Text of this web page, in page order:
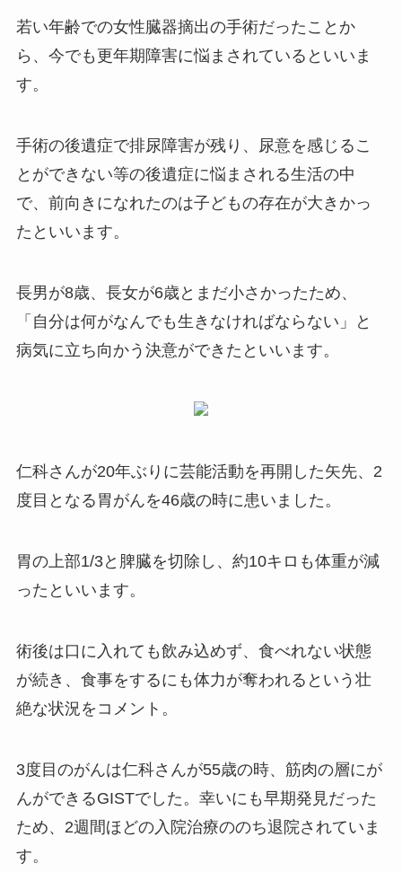
若い年齢での女性臓器摘出の手術だったことか
ら、今でも更年期障害に悩まされているといいま
す。
手術の後遺症で排尿障害が残り、尿意を感じるこ
とができない等の後遺症に悩まされる生活の中
で、前向きになれたのは子どもの存在が大きかっ
たといいます。
長男が8歳、長女が6歳とまだ小さかったため、
「自分は何がなんでも生きなければならない」と
病気に立ち向かう決意ができたといいます。
仁科さんが20年ぶりに芸能活動を再開した矢先、2
度目となる胃がんを46歳の時に患いました。
胃の上部1/3と脾臓を切除し、約10キロも体重が減
ったといいます。
術後は口に入れても飲み込めず、食べれない状態
が続き、食事をするにも体力が奪われるという壮
絶な状況をコメント。
3度目のがんは仁科さんが55歳の時、筋肉の層にが
んができるGISTでした。幸いにも早期発見だった
ため、2週間ほどの入院治療ののち退院されていま
す。